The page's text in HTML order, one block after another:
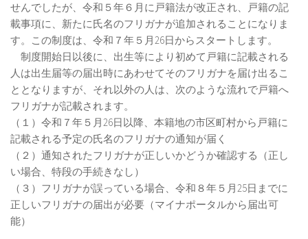
せんでしたが、令和５年６月に戸籍法が改正され、戸籍の記
載事項に、新たに氏名のフリガナが追加されることになりま
す。この制度は、令和７年５月26日からスタートします。
制度開始日以後に、出生等により初めて戸籍に記載される
人は出生届等の届出時にあわせてそのフリガナを届け出るこ
ととなりますが、それ以外の人は、次のような流れで戸籍へ
フリガナが記載されます。
（１）令和７年５月26日以降、本籍地の市区町村から戸籍に
記載される予定の氏名のフリガナの通知が届く
（２）通知されたフリガナが正しいかどうか確認する（正し
い場合、特段の手続きなし）
（３）フリガナが誤っている場合、令和８年５月25日までに
正しいフリガナの届出が必要（マイナポータルから届出可
能）